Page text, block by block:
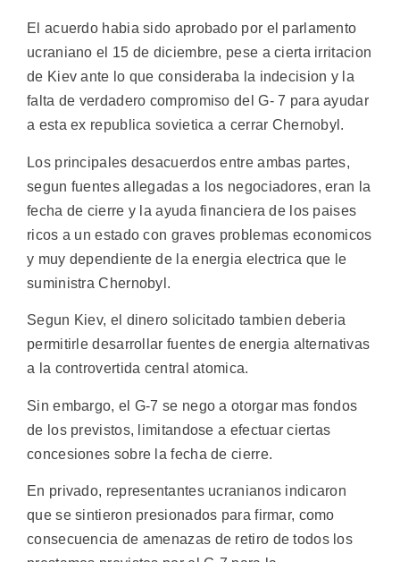
El acuerdo habia sido aprobado por el parlamento
ucraniano el 15 de diciembre, pese a cierta irritacion
de Kiev ante lo que consideraba la indecision y la
falta de verdadero compromiso del G- 7 para ayudar
a esta ex republica sovietica a cerrar Chernobyl.
Los principales desacuerdos entre ambas partes,
segun fuentes allegadas a los negociadores, eran la
fecha de cierre y la ayuda financiera de los paises
ricos a un estado con graves problemas economicos
y muy dependiente de la energia electrica que le
suministra Chernobyl.
Segun Kiev, el dinero solicitado tambien deberia
permitirle desarrollar fuentes de energia alternativas
a la controvertida central atomica.
Sin embargo, el G-7 se nego a otorgar mas fondos
de los previstos, limitandose a efectuar ciertas
concesiones sobre la fecha de cierre.
En privado, representantes ucranianos indicaron
que se sintieron presionados para firmar, como
consecuencia de amenazas de retiro de todos los